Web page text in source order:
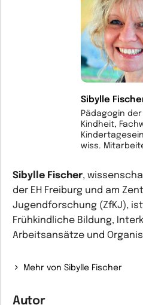
Sibylle
Pädagogin
Kindheit,
wiss.
Sibylle Fischer,
der EH Freiburg und am
Jugendforschung (ZfKJ),
Frühkindliche Bildung,
Arbeitsansätze und
Mehr von Sibylle Fischer
Autor